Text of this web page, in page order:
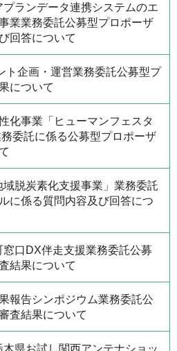
ランデータ連携システムのエ
業業務委託公募型プロポーザ
回答について
ト企画・運営業務委託公募型プ
について
化事業「ヒューマンフェスタ
委託に係る公募型プロポーザ
域脱炭素化支援事業」業務委託
に係る質問内容及び回答につ
口DX伴走支援業務委託公募
結果について
報告シンポジウム業務委託公
査結果について
県お試し関西アンテナショッ